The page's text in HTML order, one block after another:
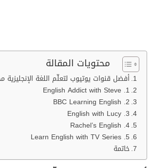
محتويات المقالة
أفضل قنوات يوتيوب لتعلّم اللغة الإنجليزية
1. English Addict with Steve
2. BBC Learning English
3. English with Lucy
4. Rachel’s English
5. Learn English with TV Series
خاتمة